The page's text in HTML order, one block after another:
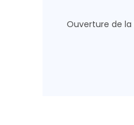
Ouverture de la